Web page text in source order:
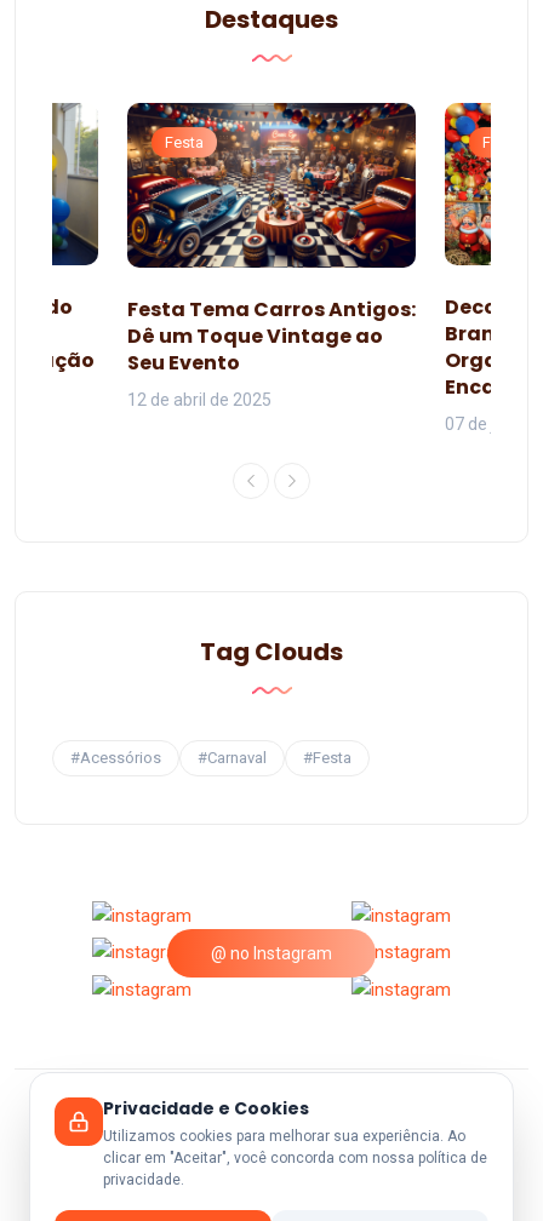
Destaques
do
Festa
Festa Tema Carros Antigos:
Dê um Toque Vintage ao
Seu Evento
12 de abril de 2025
Festa
Branca
07 de junho
Tag Clouds
#Acessórios #Carnaval #Festa
@ no Instagram
© 2026 A25Festas.
Privacidade e Cookies
Utilizamos cookies para melhorar sua experiência. Ao
clicar em "Aceitar", você concorda com nossa política de
privacidade.